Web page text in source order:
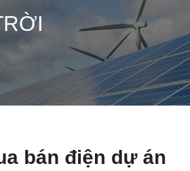
bán điện dự án